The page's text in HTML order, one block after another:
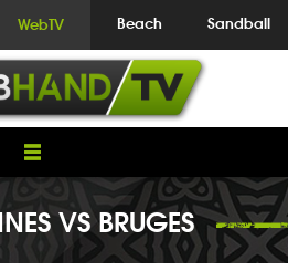
WebTV Beach Sandball
VS BRUGES